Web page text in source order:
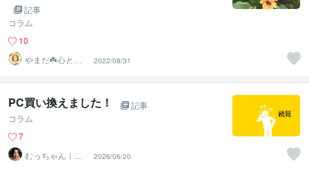
記事
コラム
10
やまだ☘️心と頭
がスッキリ整う
サロン
2022/08/31
PC買い換えました！
記事
コラム
7
むっちゃん｜元
ホテリエ
2026/06/20